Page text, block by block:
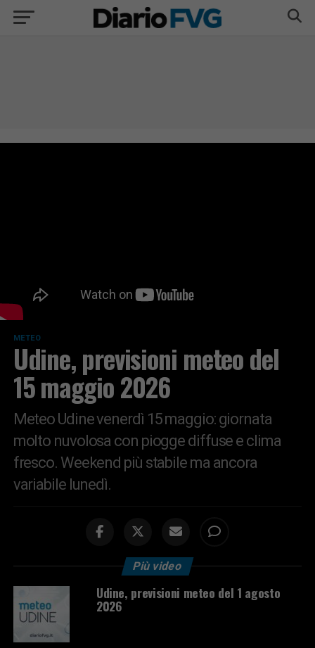
METEO
Udine, previsioni meteo del
15 maggio 2026
Meteo Udine venerdì 15 maggio: giornata
molto nuvolosa con piogge diffuse e clima
fresco. Weekend più stabile ma ancora
variabile lunedì.
Più video
Udine, previsioni meteo del 1 agosto
2026